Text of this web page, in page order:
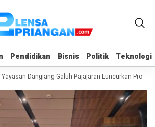
Pendidikan Bisnis Politik Teknologi
Pendidikan Bisnis Politik Teknologi
Dangiang Galuh Pajajaran Luncurkan